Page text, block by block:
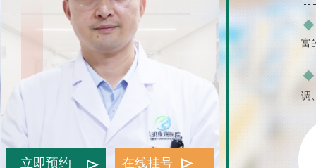
立即预约 在线挂号
富
调